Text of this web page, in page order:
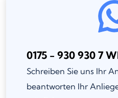
0175 - 930 930 7
Schreiben Sie uns Ihr
beantworten Ihr